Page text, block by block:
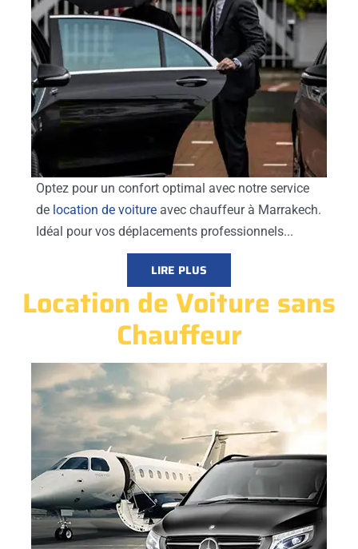
Optez pour un confort optimal avec notre service
de location de voiture avec chauffeur à Marrakech.
Idéal pour vos déplacements professionnels...
LIRE PLUS
Location de Voiture sans
Chauffeur